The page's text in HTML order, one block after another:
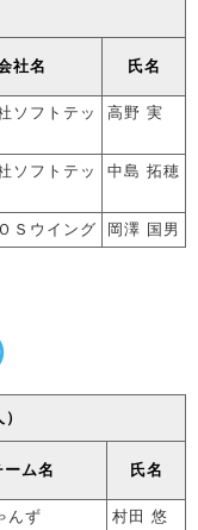
社名 氏名
ソフトテッ
高野 実
ソフトテッ
中島 拓穂
Ｓウイング 岡澤 国男
ーム名 氏名
んず
村田 悠